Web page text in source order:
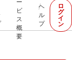
ー
ビ
ス
概
要
ヘ
ル
プ
ロ
グ
イ
ン